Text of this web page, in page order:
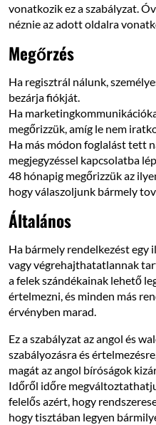
vonatkozik ez a szabályzat.
néznie az adott oldalra
Megőrzés
Ha regisztrál nálunk,
bezárja fiókját.
Ha
megőrizzük, amíg le nem
Ha más módon foglalást tett
megjegyzéssel kapcsolatba
48 hónapig megőrizzük az
hogy válaszoljunk bármely
Általános
Ha bármely rendelkezést egy
vagy végrehajthatatlannak
a felek szándékainak lehető
értelmezni, és minden más
érvényben marad.
Ez a szabályzat az angol és
szabályozásra és
magát az angol bíróságok
Időről időre
felelős azért, hogy
hogy tisztában legyen